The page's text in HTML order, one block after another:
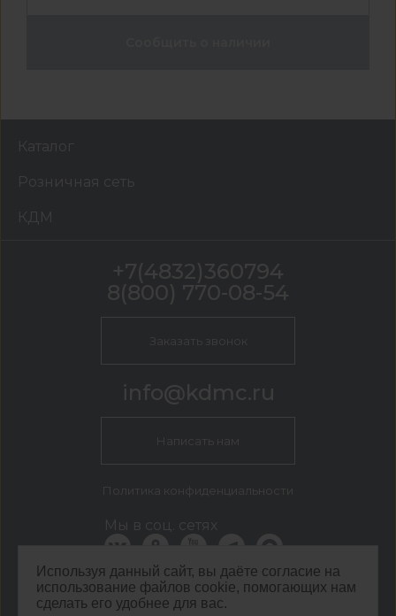
Используя данный сайт, вы даёте согласие на
использование файлов cookie, помогающих нам
сделать его удобнее для вас.
Каталог
Розничная сеть
КДМ
КДМ Брянск
г. Брянск, ул. Вокзальная, 122
+7(4832)360794
8(800) 770-08-54
Заказать звонок
info@kdmc.ru
Написать нам
Политика конфиденциальности
Мы в соц. сетях